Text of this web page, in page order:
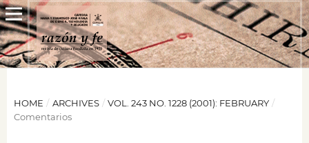
HOME / ARCHIVES / VOL. 243 NO. 1228 (2001): FEBRUARY /
Comentarios